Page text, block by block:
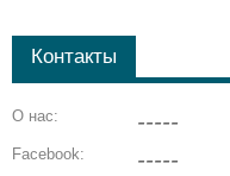
Контакты
О нас: -----
Facebook: -----